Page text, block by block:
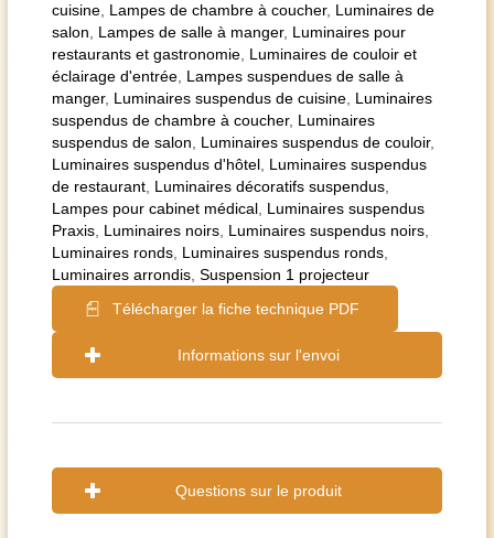
cuisine Lampes de chambre à coucher, Luminaires de
salon
Lampes de salle à manger, Luminaires pour
restaurants et gastronomie Luminaires de couloir et
éclairage d'entrée Lampes suspendues de salle à
manger, Luminaires suspendus de cuisine Luminaires
suspendus de chambre à coucher, Luminaires
suspendus de salon
Luminaires suspendus de couloir,
Luminaires suspendus d'hôtel Luminaires suspendus
de restaurant Luminaires décoratifs suspendus
Lampes pour cabinet médical Luminaires suspendus
Praxis Luminaires noirs Luminaires suspendus noirs
Luminaires ronds Luminaires suspendus ronds
Luminaires arrondis Suspension 1 projecteur
Télécharger la fiche technique PDF
Informations sur l'envoi
Questions sur le produit